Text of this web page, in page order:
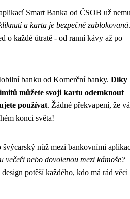
Smart Banka od ČSOB už
a karta je bezpečně zablokovaná.
o každé útratě - od ranní kávy až po
banku od Komerční banky. Díky
můžete svoji kartu odemknout
používat. Žádné překvapení, že
konci světa!
nůž mezi bankovními
večeři nebo dovolenou mezi kámoše?
potěší každého, kdo má rád věci